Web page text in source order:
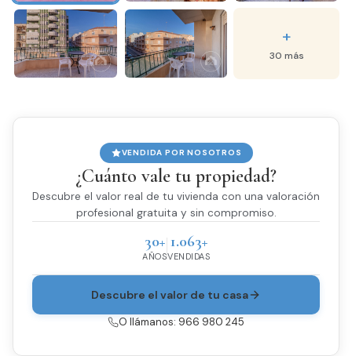
+
30 más
VENDIDA POR NOSOTROS
¿Cuánto vale tu propiedad?
Descubre el valor real de tu vivienda con una valoración
profesional gratuita y sin compromiso.
30+
AÑOS
1.063+
VENDIDAS
Descubre el valor de tu casa
O llámanos: 966 980 245